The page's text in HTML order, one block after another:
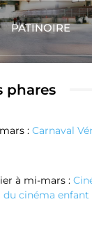
PATINOIRE
phares
: Carnaval
à mi-mars :
du cinéma enfant